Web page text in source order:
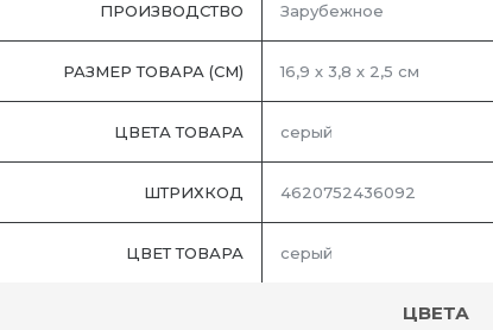
ПРОИЗВОДСТВО Зарубежное
РАЗМЕР ТОВАРА (СМ) 16,9 х 3,8 х 2,5 см
ЦВЕТА ТОВАРА серый
ШТРИХКОД 4620752436092
ЦВЕТ ТОВАРА серый
ЦВЕТА